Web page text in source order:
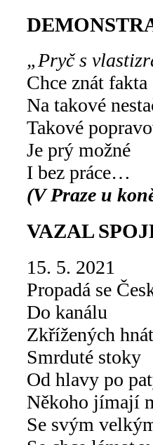
„Pryč s
Chce znát fakta
Na takové
Takové
Je prý možné
I bez práce…
(V Praze u
VAZAL
15. 5. 2021
Propadá se
Do kanálu
Zkřížených
Smrduté stoky
Od hlavy po
Někoho jímají
Se svým